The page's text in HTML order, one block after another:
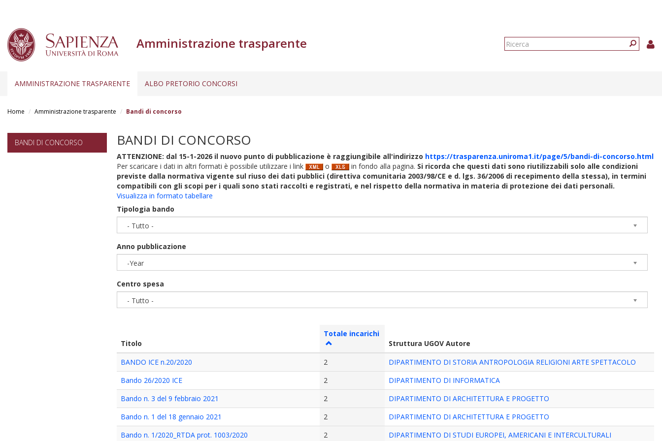
Amministrazione trasparente
Form
AMMINISTRAZIONE TRASPARENTE ALBO PRETORIO CONCORSI
Home Amministrazione trasparente Bandi di concorso
BANDI DI CONCORSO BANDI DI CONCORSO
ATTENZIONE: dal 15-1-2026 il nuovo punto di pubblicazione è raggiungibile all'indirizzo https://trasparenza.uniroma1.it/page/5/bandi-di-concorso.html
Per scaricare i dati in altri formati è possibile utilizzare i link
o in fondo alla pagina. Si ricorda che questi dati sono riutilizzabili solo alle condizioni
previste dalla normativa vigente sul riuso dei dati pubblici (direttiva comunitaria 2003/98/CE e d. lgs. 36/2006 di recepimento della stessa), in termini
compatibili con gli scopi per i quali sono stati raccolti e registrati, e nel rispetto della normativa in materia di protezione dei dati personali.
Visualizza in formato tabellare
Tipologia bando
- Tutto -
Anno pubblicazione
-Year
Centro spesa
- Tutto -
Titolo
Totale incarichi
Struttura UGOV Autore
BANDO ICE n.20/2020
2
DIPARTIMENTO DI STORIA ANTROPOLOGIA RELIGIONI ARTE SPETTACOLO
Bando 26/2020 ICE
2
DIPARTIMENTO DI INFORMATICA
Bando n. 3 del 9 febbraio 2021
2
DIPARTIMENTO DI ARCHITETTURA E PROGETTO
Bando n. 1 del 18 gennaio 2021
2
DIPARTIMENTO DI ARCHITETTURA E PROGETTO
Bando n. 1/2020_RTDA prot. 1003/2020
2 DIPARTIMENTO DI STUDI EUROPEI, AMERICANI E INTERCULTURALI